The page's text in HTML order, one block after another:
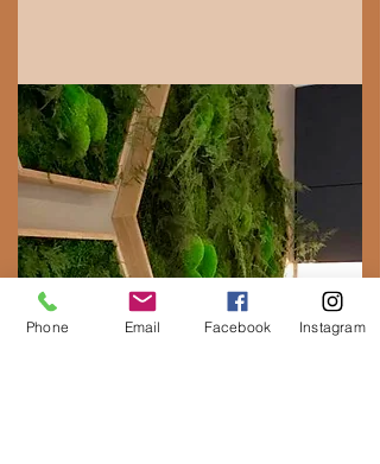
Phone Email Facebook Instagram